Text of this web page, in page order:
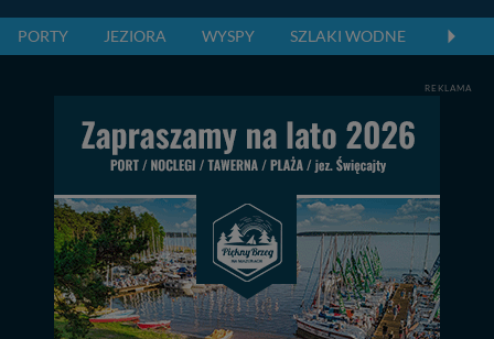
PORTY JEZIORA WYSPY SZLAKI WODNE
REKLAMA